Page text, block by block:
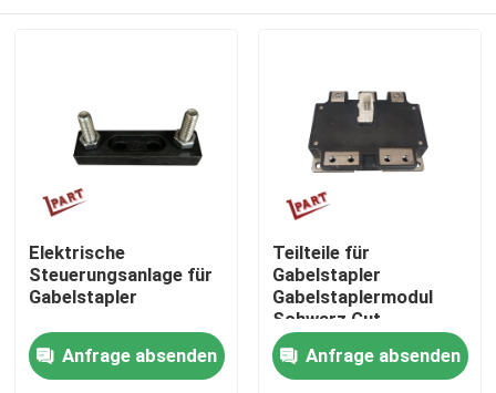
Nach Hause
Über uns
Elektrische
Steuerungsanlage für
Gabelstapler
Anfrage absenden
Teilteile für
Gabelstapler
Gabelstaplermodul
Schwarz Gut
funktionierendes
Modul PM400CTU007
Anfrage absenden